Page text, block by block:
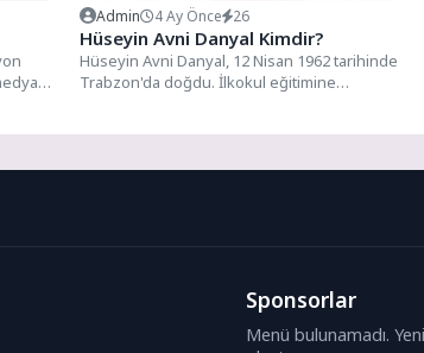
Admin 4 Ay Önce 26
Hüseyin Avni Danyal Kimdir?
Hüseyin Avni Danyal, 12 Nisan 1962 tarihinde
Trabzon'da doğdu. İlkokul eğitimine
Sponsorlar
Menü bulunamadı.